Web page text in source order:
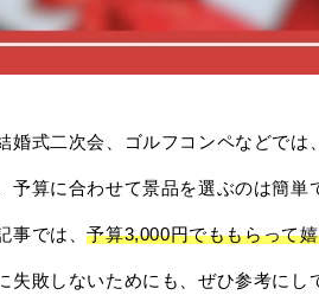
婚式二次会、ゴルフコンペなどでは
予算に合わせて景品を選ぶのは簡単
事では、予算3,000円でももらって
失敗しないためにも、ぜひ参考にし